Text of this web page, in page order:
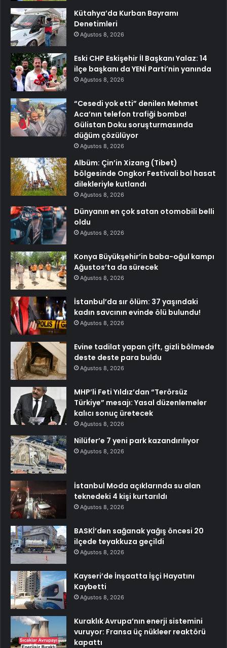
Kütahya’da Kurban Bayramı
Denetimleri
Ağustos 8, 2026
Eski CHP Eskişehir İl Başkanı Yalaz: 14
ilçe başkanı da YENİ Parti’nin yanında
Ağustos 8, 2026
“Cesedi yok etti” denilen Mehmet
Aca’nın telefon trafiği bomba!
Gülistan Doku soruşturmasında
düğüm çözülüyor
Ağustos 8, 2026
Albüm: Çin’in Xizang (Tibet)
bölgesinde Ongkor Festivali bol hasat
dilekleriyle kutlandı
Ağustos 8, 2026
Dünyanın en çok satan otomobili belli
oldu
Ağustos 8, 2026
Konya Büyükşehir’in baba-oğul kampı
Ağustos’ta da sürecek
Ağustos 8, 2026
İstanbul’da sır ölüm: 37 yaşındaki
kadın savcının evinde ölü bulundu!
Ağustos 8, 2026
Evine tadilat yapan çift, gizli bölmede
deste deste para buldu
Ağustos 8, 2026
MHP’li Feti Yıldız’dan “Terörsüz
Türkiye” mesajı: Yasal düzenlemeler
kalıcı sonuç üretecek
Ağustos 8, 2026
Nilüfer’e 7 yeni park kazandırılıyor
Ağustos 8, 2026
İstanbul Moda açıklarında su alan
teknedeki 4 kişi kurtarıldı
Ağustos 8, 2026
BASKİ’den sağanak yağış öncesi 20
ilçede teyakkuza geçildi
Ağustos 8, 2026
Kayseri’de İnşaatta İşçi Hayatını
Kaybetti
Ağustos 8, 2026
Kuraklık Avrupa’nın enerji sistemini
vuruyor: Fransa üç nükleer reaktörü
kapattı